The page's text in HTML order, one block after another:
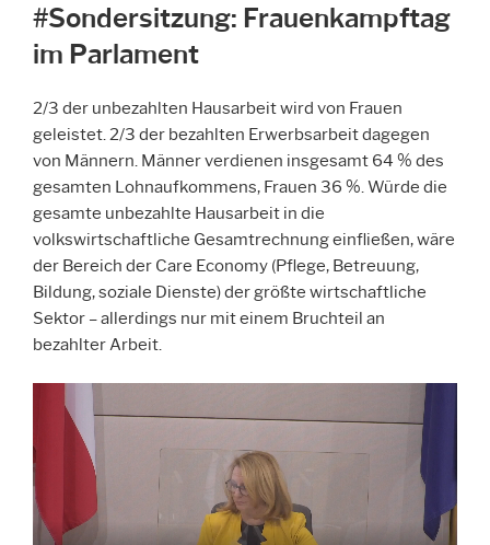
AM
#Sondersitzung: Frauenkampftag
im Parlament
2/3 der unbezahlten Hausarbeit wird von Frauen
geleistet. 2/3 der bezahlten Erwerbsarbeit dagegen
von Männern. Männer verdienen insgesamt 64 % des
gesamten Lohnaufkommens, Frauen 36 %. Würde die
gesamte unbezahlte Hausarbeit in die
volkswirtschaftliche Gesamtrechnung einfließen, wäre
der Bereich der Care Economy (Pflege, Betreuung,
Bildung, soziale Dienste) der größte wirtschaftliche
Sektor – allerdings nur mit einem Bruchteil an
bezahlter Arbeit.